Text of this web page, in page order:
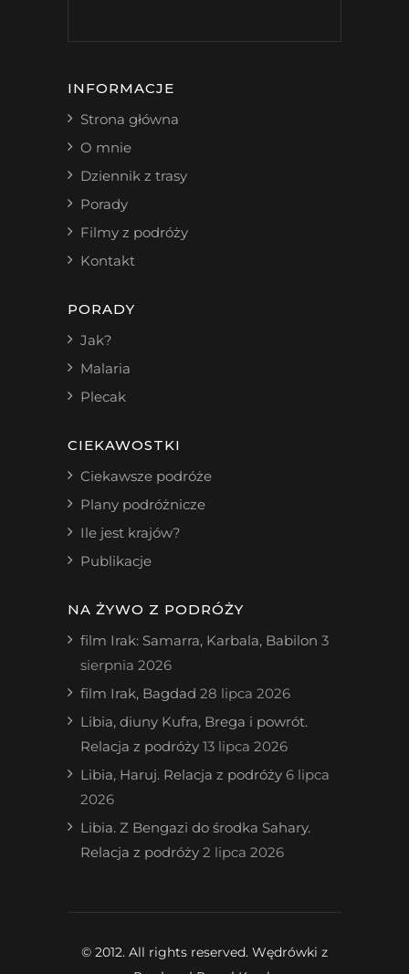
INFORMACJE
Strona główna
O mnie
Dziennik z trasy
Porady
Filmy z podróży
Kontakt
PORADY
Jak?
Malaria
Plecak
CIEKAWOSTKI
Ciekawsze podróże
Plany podróżnicze
Ile jest krajów?
Publikacje
NA ŻYWO Z PODRÓŻY
film Irak: Samarra, Karbala, Babilon 3
sierpnia 2026
film Irak, Bagdad 28 lipca 2026
Libia, diuny Kufra, Brega i powrót.
Relacja z podróży 13 lipca 2026
Libia, Haruj. Relacja z podróży 6 lipca
2026
Libia. Z Bengazi do środka Sahary.
Relacja z podróży 2 lipca 2026
© 2012. All rights reserved. Wędrówki z